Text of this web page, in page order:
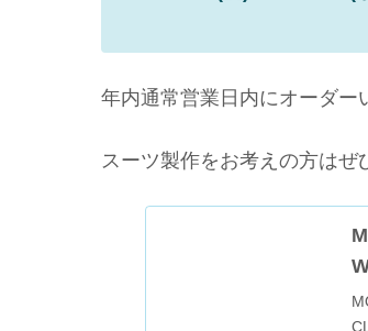
年内通常営業日内にオーダー
スーツ製作をお考えの方はぜ